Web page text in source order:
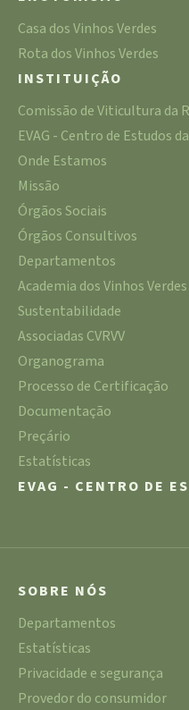
Casa dos Vinhos Verdes
Rota dos Vinhos Verdes
INSTITUIÇÃO
Comissão de Viticultura da
EVAG - Centro de Estudos
Onde Estamos
Missão
Órgãos Sociais
Órgãos Consultivos
Departamentos
Academia dos Vinhos Verdes
Sustentabilidade
Associadas CVRVV
Organograma
Processo de Certificação
Documentação
Preçário
Estatísticas
EVAG - CENTRO DE
SOBRE NÓS
Departamentos
Estatísticas
Privacidade e segurança
Provedor do consumidor